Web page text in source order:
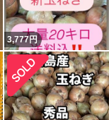
3,777円